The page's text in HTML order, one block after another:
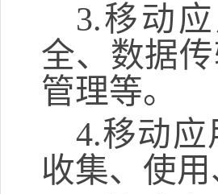
3.移动
全、数据
管理等。
4.移动应
收集、使